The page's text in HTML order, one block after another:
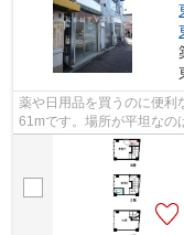
薬や日用品を買うのに便利
61mです。場所が平坦なの
ね。周辺には、徒歩1分で